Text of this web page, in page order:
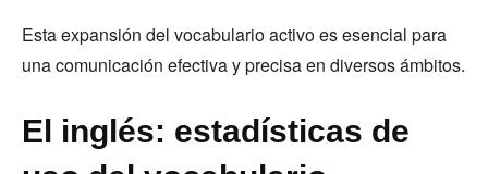
Esta expansión del vocabulario activo es esencial para
una comunicación efectiva y precisa en diversos ámbitos.
El inglés: estadísticas de